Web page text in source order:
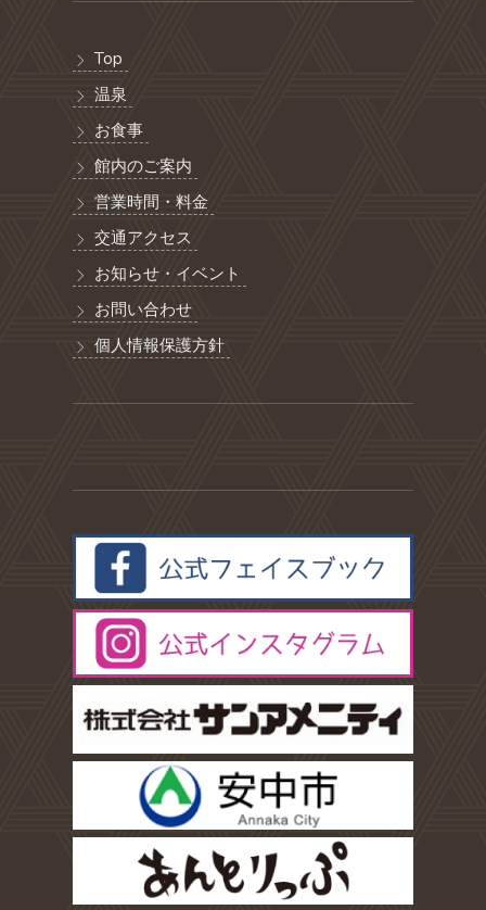
Top
温泉
お食事
館内のご案内
営業時間・料金
交通アクセス
お知らせ・イベント
お問い合わせ
個人情報保護方針